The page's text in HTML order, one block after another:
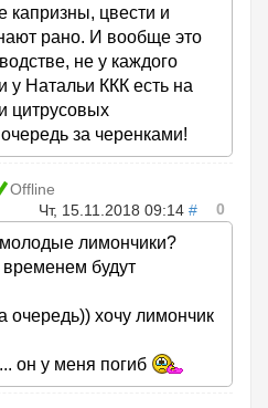
капризны, цвести и
рано. И вообще это
не у каждого
у Натальи ККК есть на
цитрусовых
за черенками!
Offline
Чт, 15.11.2018 09:14 # 0
лимончики?
будут
очередь)) хочу лимончик
он у меня погиб